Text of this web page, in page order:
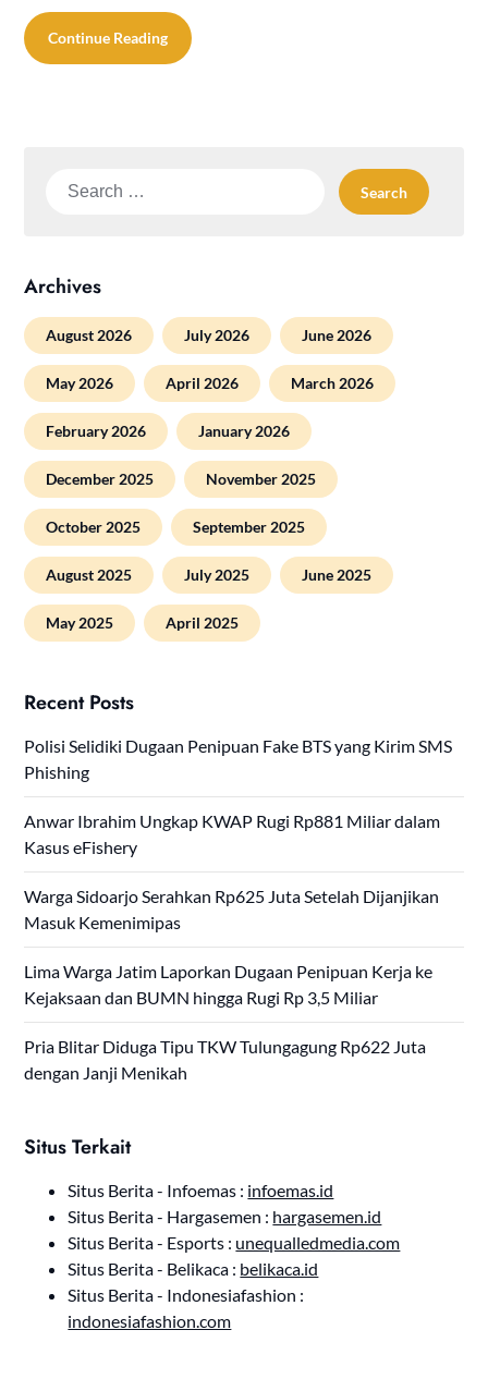
Continue Reading
Search
Archives
August 2026 July 2026 June 2026
May 2026 April 2026 March 2026
February 2026 January 2026
December 2025 November 2025
October 2025 September 2025
August 2025 July 2025 June 2025
May 2025 April 2025
Recent Posts
Polisi Selidiki Dugaan Penipuan Fake BTS yang Kirim SMS
Phishing
Anwar Ibrahim Ungkap KWAP Rugi Rp881 Miliar dalam
Kasus eFishery
Warga Sidoarjo Serahkan Rp625 Juta Setelah Dijanjikan
Masuk Kemenimipas
Lima Warga Jatim Laporkan Dugaan Penipuan Kerja ke
Kejaksaan dan BUMN hingga Rugi Rp 3,5 Miliar
Pria Blitar Diduga Tipu TKW Tulungagung Rp622 Juta
dengan Janji Menikah
Situs Terkait
Situs Berita - Infoemas : infoemas.id
Situs Berita - Hargasemen : hargasemen.id
Situs Berita - Esports : unequalledmedia.com
Situs Berita - Belikaca : belikaca.id
Situs Berita - Indonesiafashion :
indonesiafashion.com